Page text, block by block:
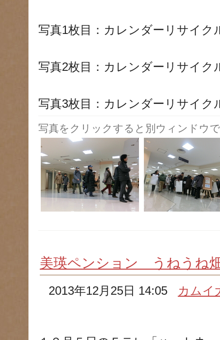
写真1枚目：カレンダーリサイク
写真2枚目：カレンダーリサイク
写真3枚目：カレンダーリサイク
写真をクリックすると別ウィンドウ
美瑛ペンション うねうね
2013年12月25日 14:05 カムイ